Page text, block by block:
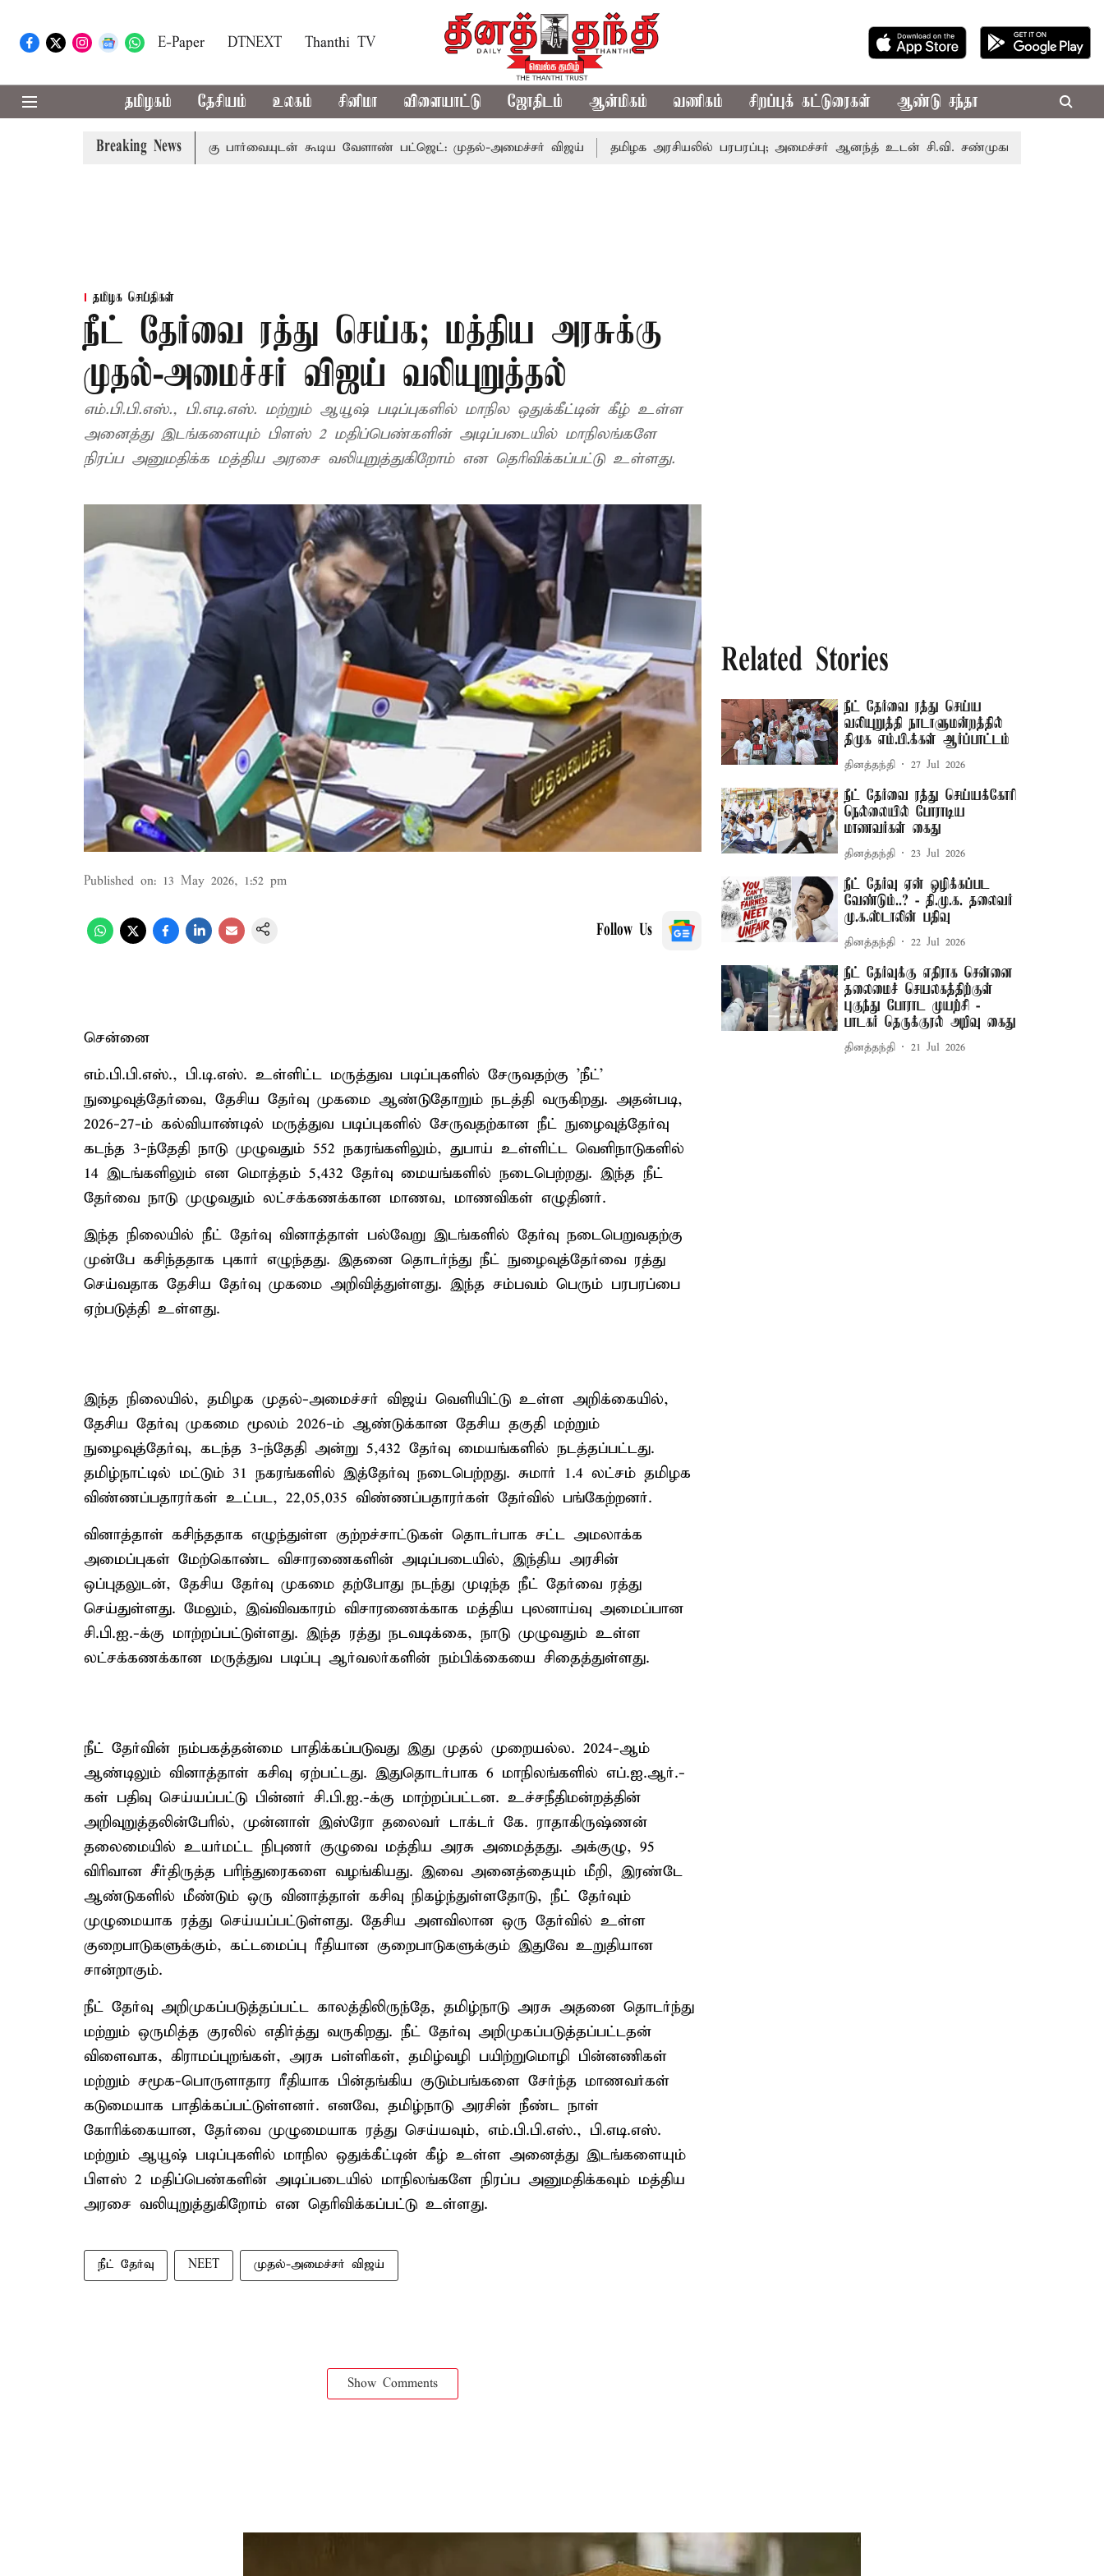
E-Paper DTNEXT Thanthi TV
தமிழகம் தேசியம் உலகம் சினிமா விளையாட்டு ஜோதிடம் ஆன்மிகம் வணிகம் சிறப்புக் கட்டுரைகள் ஆண்டு சந்தா
Breaking News
தொலைநோக்கு பார்வையுடன் கூடிய வேளாண் பட்ஜெட்: முதல்-அமைச்சர் விஜய் தமிழக அரசியலில் பரபரப்பு; அமைச்சர் ஆனந்த் உடன் சி.வி. சண்முகம், வேலுமணி சந்திப்பு
தமிழக செய்திகள்
நீட் தேர்வை ரத்து செய்க; மத்திய அரசுக்கு
முதல்-அமைச்சர் விஜய் வலியுறுத்தல்
எம்.பி.பி.எஸ்., பி.எடி.எஸ். மற்றும் ஆயூஷ் படிப்புகளில் மாநில ஒதுக்கீட்டின் கீழ் உள்ள
அனைத்து இடங்களையும் பிளஸ் 2 மதிப்பெண்களின் அடிப்படையில் மாநிலங்களே
நிரப்ப அனுமதிக்க மத்திய அரசை வலியுறுத்துகிறோம் என தெரிவிக்கப்பட்டு உள்ளது.
Published on: 13 May 2026, 1:52 pm
Follow Us
சென்னை
எம்.பி.பி.எஸ்., பி.டி.எஸ். உள்ளிட்ட மருத்துவ படிப்புகளில் சேருவதற்கு 'நீட்'
நுழைவுத்தேர்வை, தேசிய தேர்வு முகமை ஆண்டுதோறும் நடத்தி வருகிறது. அதன்படி,
2026-27-ம் கல்வியாண்டில் மருத்துவ படிப்புகளில் சேருவதற்கான நீட் நுழைவுத்தேர்வு
கடந்த 3-ந்தேதி நாடு முழுவதும் 552 நகரங்களிலும், துபாய் உள்ளிட்ட வெளிநாடுகளில்
14 இடங்களிலும் என மொத்தம் 5,432 தேர்வு மையங்களில் நடைபெற்றது. இந்த நீட்
தேர்வை நாடு முழுவதும் லட்சக்கணக்கான மாணவ, மாணவிகள் எழுதினர்.
இந்த நிலையில் நீட் தேர்வு வினாத்தாள் பல்வேறு இடங்களில் தேர்வு நடைபெறுவதற்கு
முன்பே கசிந்ததாக புகார் எழுந்தது. இதனை தொடர்ந்து நீட் நுழைவுத்தேர்வை ரத்து
செய்வதாக தேசிய தேர்வு முகமை அறிவித்துள்ளது. இந்த சம்பவம் பெரும் பரபரப்பை
ஏற்படுத்தி உள்ளது.
இந்த நிலையில், தமிழக முதல்-அமைச்சர் விஜய் வெளியிட்டு உள்ள அறிக்கையில்,
தேசிய தேர்வு முகமை மூலம் 2026-ம் ஆண்டுக்கான தேசிய தகுதி மற்றும்
நுழைவுத்தேர்வு, கடந்த 3-ந்தேதி அன்று 5,432 தேர்வு மையங்களில் நடத்தப்பட்டது.
தமிழ்நாட்டில் மட்டும் 31 நகரங்களில் இத்தேர்வு நடைபெற்றது. சுமார் 1.4 லட்சம் தமிழக
விண்ணப்பதாரர்கள் உட்பட, 22,05,035 விண்ணப்பதாரர்கள் தேர்வில் பங்கேற்றனர்.
வினாத்தாள் கசிந்ததாக எழுந்துள்ள குற்றச்சாட்டுகள் தொடர்பாக சட்ட அமலாக்க
அமைப்புகள் மேற்கொண்ட விசாரணைகளின் அடிப்படையில், இந்திய அரசின்
ஒப்புதலுடன், தேசிய தேர்வு முகமை தற்போது நடந்து முடிந்த நீட் தேர்வை ரத்து
செய்துள்ளது. மேலும், இவ்விவகாரம் விசாரணைக்காக மத்திய புலனாய்வு அமைப்பான
சி.பி.ஐ.-க்கு மாற்றப்பட்டுள்ளது. இந்த ரத்து நடவடிக்கை, நாடு முழுவதும் உள்ள
லட்சக்கணக்கான மருத்துவ படிப்பு ஆர்வலர்களின் நம்பிக்கையை சிதைத்துள்ளது.
நீட் தேர்வின் நம்பகத்தன்மை பாதிக்கப்படுவது இது முதல் முறையல்ல. 2024-ஆம்
ஆண்டிலும் வினாத்தாள் கசிவு ஏற்பட்டது. இதுதொடர்பாக 6 மாநிலங்களில் எப்.ஐ.ஆர்.-
கள் பதிவு செய்யப்பட்டு பின்னர் சி.பி.ஐ.-க்கு மாற்றப்பட்டன. உச்சநீதிமன்றத்தின்
அறிவுறுத்தலின்பேரில், முன்னாள் இஸ்ரோ தலைவர் டாக்டர் கே. ராதாகிருஷ்ணன்
தலைமையில் உயர்மட்ட நிபுணர் குழுவை மத்திய அரசு அமைத்தது. அக்குழு, 95
விரிவான சீர்திருத்த பரிந்துரைகளை வழங்கியது. இவை அனைத்தையும் மீறி, இரண்டே
ஆண்டுகளில் மீண்டும் ஒரு வினாத்தாள் கசிவு நிகழ்ந்துள்ளதோடு, நீட் தேர்வும்
முழுமையாக ரத்து செய்யப்பட்டுள்ளது. தேசிய அளவிலான ஒரு தேர்வில் உள்ள
குறைபாடுகளுக்கும், கட்டமைப்பு ரீதியான குறைபாடுகளுக்கும் இதுவே உறுதியான
சான்றாகும்.
நீட் தேர்வு அறிமுகப்படுத்தப்பட்ட காலத்திலிருந்தே, தமிழ்நாடு அரசு அதனை தொடர்ந்து
மற்றும் ஒருமித்த குரலில் எதிர்த்து வருகிறது. நீட் தேர்வு அறிமுகப்படுத்தப்பட்டதன்
விளைவாக, கிராமப்புறங்கள், அரசு பள்ளிகள், தமிழ்வழி பயிற்றுமொழி பின்னணிகள்
மற்றும் சமூக-பொருளாதார ரீதியாக பின்தங்கிய குடும்பங்களை சேர்ந்த மாணவர்கள்
கடுமையாக பாதிக்கப்பட்டுள்ளனர். எனவே, தமிழ்நாடு அரசின் நீண்ட நாள்
கோரிக்கையான, தேர்வை முழுமையாக ரத்து செய்யவும், எம்.பி.பி.எஸ்., பி.எடி.எஸ்.
மற்றும் ஆயூஷ் படிப்புகளில் மாநில ஒதுக்கீட்டின் கீழ் உள்ள அனைத்து இடங்களையும்
பிளஸ் 2 மதிப்பெண்களின் அடிப்படையில் மாநிலங்களே நிரப்ப அனுமதிக்கவும் மத்திய
அரசை வலியுறுத்துகிறோம் என தெரிவிக்கப்பட்டு உள்ளது.
நீட் தேர்வு NEET முதல்-அமைச்சர் விஜய்
Show Comments
Related Stories
நீட் தேர்வை ரத்து செய்ய
வலியுறுத்தி நாடாளுமன்றத்தில்
திமுக எம்.பி.க்கள் ஆர்ப்பாட்டம்
தினத்தந்தி 27 Jul 2026
நீட் தேர்வை ரத்து செய்யக்கோரி
நெல்லையில் போராடிய
மாணவர்கள் கைது
தினத்தந்தி 23 Jul 2026
நீட் தேர்வு ஏன் ஒழிக்கப்பட
வேண்டும்..? - தி.மு.க. தலைவர்
மு.க.ஸ்டாலின் பதிவு
தினத்தந்தி 22 Jul 2026
நீட் தேர்வுக்கு எதிராக சென்னை
தலைமைச் செயலகத்திற்குள்
புகுந்து போராட முயற்சி -
பாடகர் தெருக்குரல் அறிவு கைது
தினத்தந்தி 21 Jul 2026